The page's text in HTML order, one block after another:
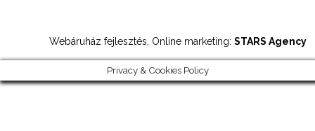
Webáruház fejlesztés, Online marketing: STARS Agency
Privacy & Cookies Policy